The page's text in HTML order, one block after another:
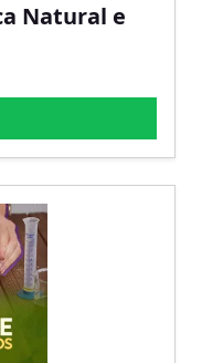
Natural e